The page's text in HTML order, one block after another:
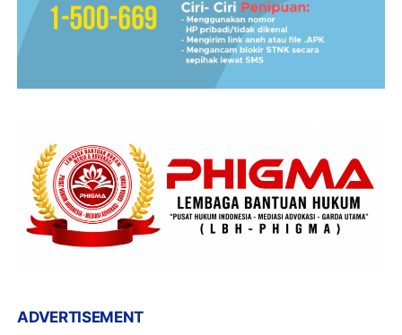
ADVERTISEMENT